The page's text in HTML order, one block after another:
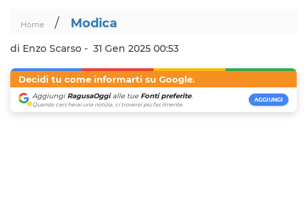
Home / Modica
di Enzo Scarso - 31 Gen 2025 00:53
Decidi tu come informarti su Google.
Aggiungi RagusaOggialle tue Fonti preferite.
Quando cercherai una notizia, ci troverai più facilmente.
AGGIUNGI